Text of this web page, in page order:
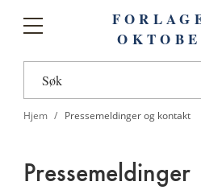
Toggle
Hjem Pressemeldinger og kontakt
Pressemeldinger